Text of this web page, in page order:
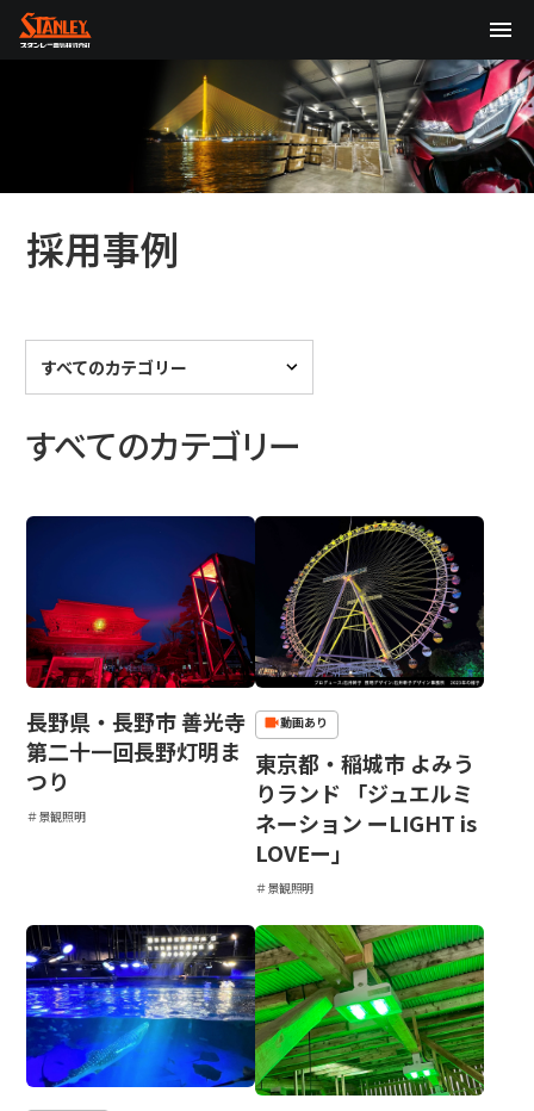
English 中文
サイト内検索
製品検索
全て
製品情報
テクノロジー
株主・投資家情報
ニュース
採用事例
すべてのカテゴリー
すべてのカテゴリー
長野県・長野市 善光寺
第二十一回長野灯明ま
つり
＃景観照明
動画あり
東京都・稲城市 よみう
りランド 「ジュエルミ
ネーション ーLIGHT is
LOVEー」
＃景観照明